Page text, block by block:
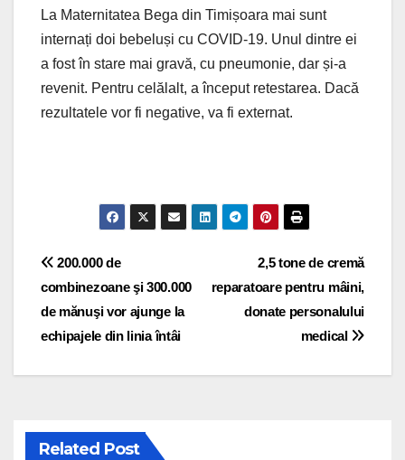
La Maternitatea Bega din Timișoara mai sunt
internați doi bebeluși cu COVID-19. Unul dintre ei
a fost în stare mai gravă, cu pneumonie, dar și-a
revenit. Pentru celălalt, a început retestarea. Dacă
rezultatele vor fi negative, va fi externat.
Post navigation
2,5 tone de cremă
reparatoare pentru mâini,
donate personalului
medical
200.000 de
combinezoane şi 300.000
de mănuşi vor ajunge la
echipajele din linia întâi
Related Post